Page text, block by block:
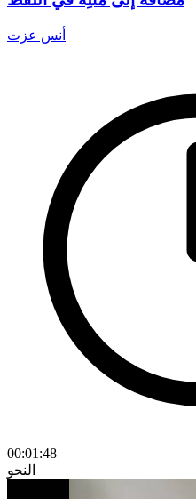
أنس عزت
00:01:48
النحو